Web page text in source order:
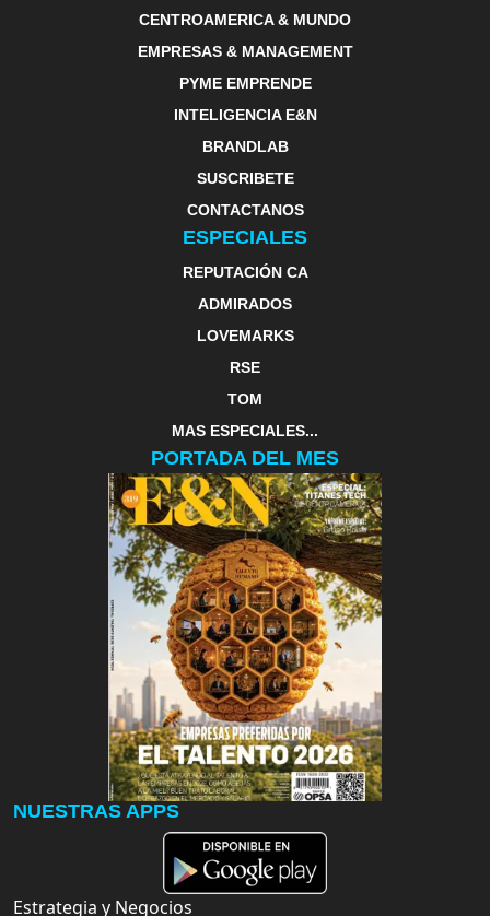
CENTROAMERICA & MUNDO
EMPRESAS & MANAGEMENT
PYME EMPRENDE
INTELIGENCIA E&N
BRANDLAB
SUSCRIBETE
CONTACTANOS
ESPECIALES
REPUTACIÓN CA
ADMIRADOS
LOVEMARKS
RSE
TOM
MAS ESPECIALES...
PORTADA DEL MES
NUESTRAS APPS
Estrategia y Negocios